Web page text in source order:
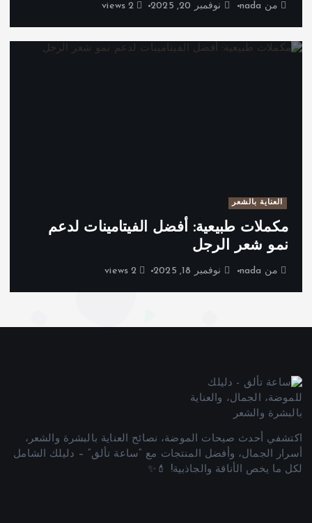
من nada نوفمبر 20, 2025
العناية بالشعر
مكملات طبيعية: أفضل الفيتامينات لدعم
نمو شعر الرجل
من nada نوفمبر 18, 2025
اكتشفي أحدث صيحات الموضة، نصائح العناية بالبشرة والشعر،
أسرار الجمال، وأفضل المنتجات مع “ساعة تألق” – دليلك الشامل
لكل ما يخص الأناقة والجاذبية! 💄✨